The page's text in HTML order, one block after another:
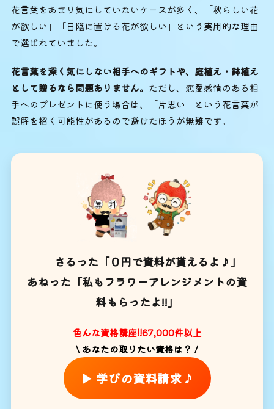
花言葉をあまり気にしていないケースが多く、「秋らしい花
が欲しい」「日陰に置ける花が欲しい」という実用的な理由
で選ばれていました。
花言葉を深く気にしない相手へのギフトや、庭植え・鉢植え
として贈るなら問題ありません。 ただし、恋愛感情のある相
手へのプレゼントに使う場合は、「片思い」という花言葉が
誤解を招く可能性があるので避けたほうが無難です。
さるった「０円で資料が貰えるよ♪」
あねった「私もフラワーアレンジメントの資
料もらったよ!!」
色んな資格講座!!67,000件以上
\ あなたの取りたい資格は？ /
▶ 学びの資料請求♪